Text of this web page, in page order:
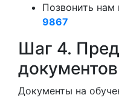
Позвонить нам
9867
Шаг 4.
документов
Документы на